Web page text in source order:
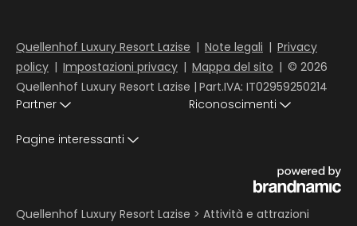
Quellenhof Luxury Resort Lazise | Note legali | Privacy
policy | Impostazioni privacy | Mappa del sito | © 2026
Quellenhof Luxury Resort Lazise | Part.IVA: IT02959250214
Partner
Riconoscimenti
Pagine interessanti
Quellenhof Luxury Resort Lazise > Attività e attrazioni